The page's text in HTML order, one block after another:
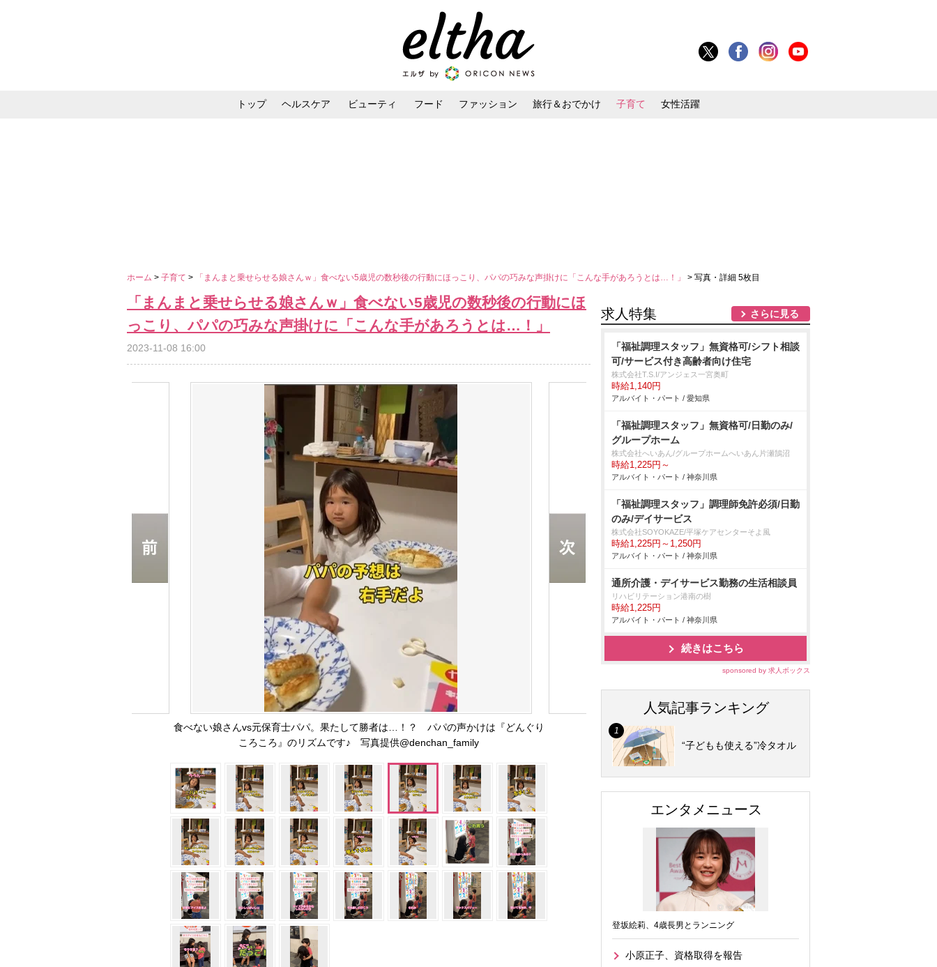
トップ ヘルスケア ビューティ フード ファッション 旅行＆おでかけ 子育て 女性活躍
ホーム > 子育て > 「まんまと乗せらせる娘さんｗ」食べない5歳児の数秒後の行動にほっこり、パパの巧みな声掛けに「こんな手があろうとは…！」 > 写真・詳細 5枚目
「まんまと乗せらせる娘さんｗ」食べない5歳児の数秒後の行動にほ
っこり、パパの巧みな声掛けに「こんな手があろうとは…！」
2023-11-08 16:00
食べない娘さんvs元保育士パパ。果たして勝者は…！？ パパの声かけは『どんぐり
ころころ』のリズムです♪ 写真提供@denchan_family
求人特集 さらに見る
「福祉調理スタッフ」無資格可/シフト相談
可/サービス付き高齢者向け住宅
株式会社T.S.I/アンジェス一宮奥町
時給1,140円
アルバイト・パート / 愛知県
「福祉調理スタッフ」無資格可/日勤のみ/
グループホーム
株式会社へいあん/グループホームへいあん片瀬鵠沼
時給1,225円～
アルバイト・パート / 神奈川県
「福祉調理スタッフ」調理師免許必須/日勤
のみ/デイサービス
株式会社SOYOKAZE/平塚ケアセンターそよ風
時給1,225円～1,250円
アルバイト・パート / 神奈川県
通所介護・デイサービス勤務の生活相談員
リハビリテーション港南の樹
時給1,225円
アルバイト・パート / 神奈川県
続きはこちら
sponsored by 求人ボックス
人気記事ランキング
“子どもも使える”冷タオル
エンタメニュース
登坂絵莉、4歳長男とランニング
小原正子、資格取得を報告